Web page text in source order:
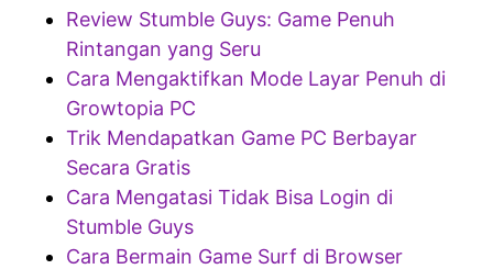
Review Stumble Guys: Game Penuh
Rintangan yang Seru
Cara Mengaktifkan Mode Layar Penuh di
Growtopia PC
Trik Mendapatkan Game PC Berbayar
Secara Gratis
Cara Mengatasi Tidak Bisa Login di
Stumble Guys
Cara Bermain Game Surf di Browser